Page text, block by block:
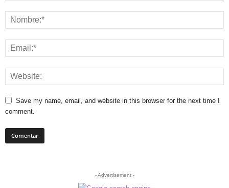
Save my name, email, and website in this browser for the next time I
comment.
- Advertisement -